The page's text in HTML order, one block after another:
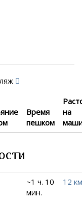
Время
пешком
на
~1 ч. 10
мин.
12 км